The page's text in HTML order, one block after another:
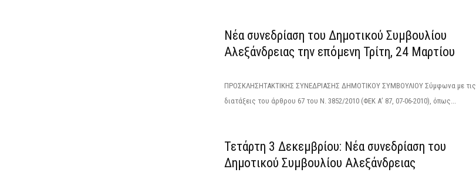
Νέα συνεδρίαση του Δημοτικού Συμβουλίου
Αλεξάνδρειας την επόμενη Τρίτη, 24 Μαρτίου
ΠΡΟΣΚΛΗΣΗΤΑΚΤΙΚΗΣ ΣΥΝΕΔΡΙΑΣΗΣ ΔΗΜΟΤΙΚΟΥ ΣΥΜΒΟΥΛΙΟΥ Σύμφωνα με τις
διατάξεις του άρθρου 67 του Ν. 3852/2010 (ΦΕΚ Α’ 87, 07-06-2010), όπως...
Τετάρτη 3 Δεκεμβρίου: Νέα συνεδρίαση του
Δημοτικού Συμβουλίου Αλεξάνδρειας